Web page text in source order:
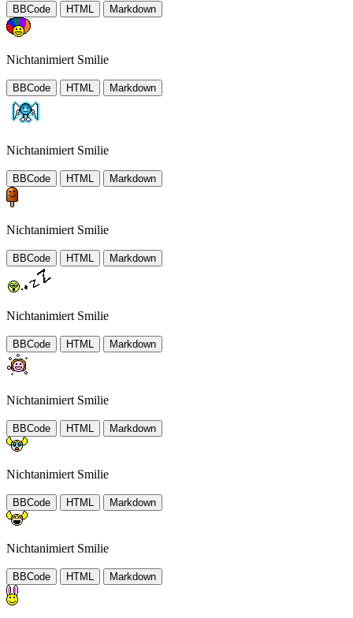
BBCode HTML Markdown
Nichtanimiert Smilie
BBCode HTML Markdown
Nichtanimiert Smilie
BBCode HTML Markdown
Nichtanimiert Smilie
BBCode HTML Markdown
Nichtanimiert Smilie
BBCode HTML Markdown
Nichtanimiert Smilie
BBCode HTML Markdown
Nichtanimiert Smilie
BBCode HTML Markdown
Nichtanimiert Smilie
BBCode HTML Markdown